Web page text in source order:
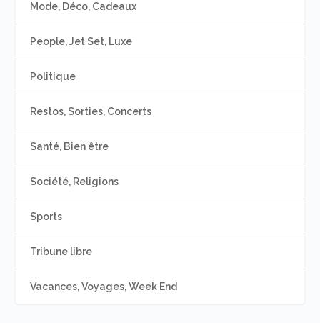
Mode, Déco, Cadeaux
People, Jet Set, Luxe
Politique
Restos, Sorties, Concerts
Santé, Bien être
Société, Religions
Sports
Tribune libre
Vacances, Voyages, Week End